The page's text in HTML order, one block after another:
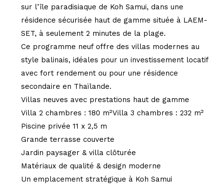
sur l’île paradisiaque de Koh Samui, dans une
résidence sécurisée haut de gamme située à LAEM-
SET, à seulement 2 minutes de la plage.
Ce programme neuf offre des villas modernes au
style balinais, idéales pour un investissement locatif
avec fort rendement ou pour une résidence
secondaire en Thaïlande.
Villas neuves avec prestations haut de gamme
Villa 2 chambres : 180 m²Villa 3 chambres : 232 m²
Piscine privée 11 x 2,5 m
Grande terrasse couverte
Jardin paysager & villa clôturée
Matériaux de qualité & design moderne
Un emplacement stratégique à Koh Samui